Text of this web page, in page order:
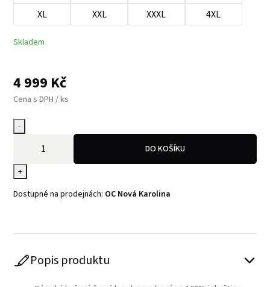
XL
XXL XXXL 4XL
Skladem
4 999 Kč
Cena s DPH / ks
-
+
DO KOŠÍKU
Dostupné na prodejnách: OC Nová Karolina
Popis produktu